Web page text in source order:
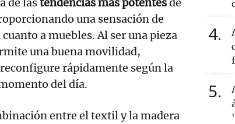
de lastendencias más potentesde
una sensación de
a muebles. Al ser una pieza
una buena movilidad,
rápidamente según la
del día.
entre el textil y la madera
4
5